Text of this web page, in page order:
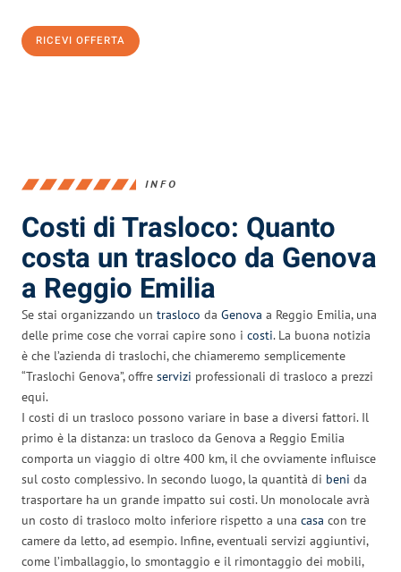
RICEVI OFFERTA
INFO
Costi di Trasloco: Quanto
costa un trasloco da Genova
a Reggio Emilia
Se stai organizzando un trasloco da Genova a Reggio Emilia, una
delle prime cose che vorrai capire sono i costi. La buona notizia
è che l’azienda di traslochi, che chiameremo semplicemente
“Traslochi Genova”, offre servizi professionali di trasloco a prezzi
equi.
I costi di un trasloco possono variare in base a diversi fattori. Il
primo è la distanza: un trasloco da Genova a Reggio Emilia
comporta un viaggio di oltre 400 km, il che ovviamente influisce
sul costo complessivo. In secondo luogo, la quantità di beni da
trasportare ha un grande impatto sui costi. Un monolocale avrà
un costo di trasloco molto inferiore rispetto a una casa con tre
camere da letto, ad esempio. Infine, eventuali servizi aggiuntivi,
come l’imballaggio, lo smontaggio e il rimontaggio dei mobili,